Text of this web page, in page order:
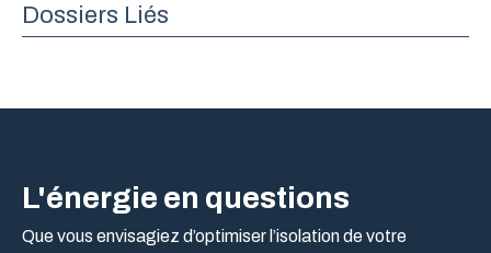
Dossiers Liés
L'énergie en questions
Que vous envisagiez d’optimiser l’isolation de votre